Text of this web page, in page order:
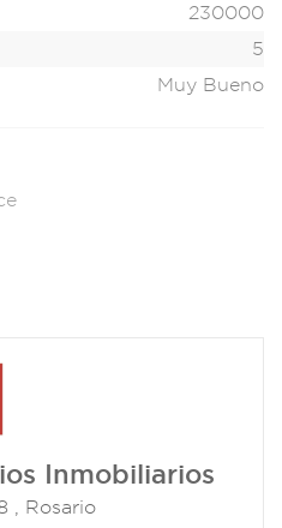
230000
5
Muy Bueno
Inmobiliarios
, Rosario